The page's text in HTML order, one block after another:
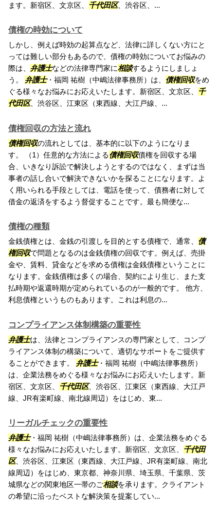
ます。新宿区、文京区、 千代田区、渋谷区、...
債権の時効について
しかし、例えば時効の起算点など、法律に詳しくない方にと
っては難しい部分もあるので、債権の時効についてお悩みの
際は、 弁護士などの法律専門家に相談するようにしましょ
う。 弁護士・福岡 祐樹（中嶋法律事務所）は、 債権回収をめ
ぐる様々なお悩みにお応えいたします。新宿区、文京区、 千
代田区、渋谷区、江東区（東西線、大江戸線、...
債権回収の方法と流れ
債権回収の流れとしては、基本的に以下のようになりま
す。 （1）任意的な方法による債権回収債権を回収する場
合、いきなり訴訟で解決しようとするのではなく、まずは当
事者の話し合いで解決できないかを探ることになります。よ
く用いられる手段としては、電話を使って、債務者に対して
借金の返済をするよう督促することです。最も簡便な...
債権の種類
金銭債権とは、金銭の引渡しを目的とする債権で、通常、 債
権回収で問題となるのは金銭債権の回収です。例えば、売掛
金や、賃料、貸金などを求める債権は金銭債権ということに
なります。金銭債権は多くの場合、契約により生じ、また支
払時期や返還時期が定められているのが一般的です。 他方、
利息債権というものもあります。これは利息の...
コンプライアンス体制構築の重要性
弁護士は、法律とコンプライアンスの専門家として、コンプ
ライアンス体制の構築について、適切なサポートをご提供す
ることができます。 弁護士・福岡 祐樹（中嶋法律事務所）
は、企業法務をめぐる様々なお悩みにお応えいたします。新
宿区、文京区、 千代田区、渋谷区、江東区（東西線、大江戸
線、JR有楽町線、南北線周辺）をはじめ、東...
リーガルチェックの重要性
弁護士・福岡 祐樹（中嶋法律事務所）は、企業法務をめぐる
様々なお悩みにお応えいたします。新宿区、文京区、 千代田
区、渋谷区、江東区（東西線、大江戸線、JR有楽町線、南北
線周辺）をはじめ、東京都、神奈川県、埼玉県、千葉県、茨
城県などの関東地区一帯のご相談を承ります。クライアント
の希望に沿ったベストな解決策を提案してい...